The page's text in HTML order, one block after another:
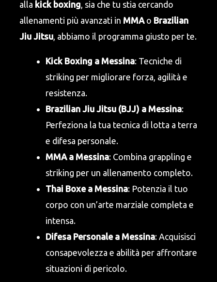
alla kick boxing , sia che tu stia cercando
allenamenti più avanzati in MMAo Brazilian
Jiu Jitsu , abbiamo il programma giusto per te.
Kick Boxing a Messina: Tecniche di
striking per migliorare forza, agilità e
resistenza.
Brazilian Jiu Jitsu (BJJ) a Messina:
Perfeziona la tua tecnica di lotta a terra
e difesa personale.
MMA a Messina: Combina grappling e
striking per un allenamento completo.
Thai Boxe a Messina: Potenzia il tuo
corpo con un’arte marziale completa e
intensa.
Difesa Personale a Messina: Acquisisci
consapevolezza e abilità per affrontare
situazioni di pericolo.